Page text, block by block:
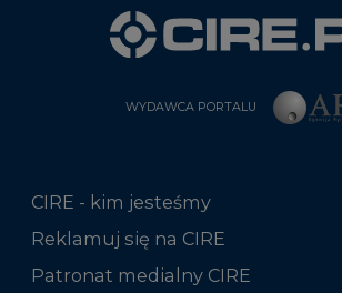
WYDAWCA PORTALU
CIRE - kim jesteśmy
Reklamuj się na CIRE
Patronat medialny CIRE